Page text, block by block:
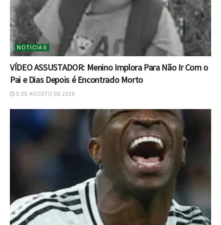
NOTICIAS
VÍDEO ASSUSTADOR: Menino Implora Para Não Ir Com o
Pai e Dias Depois é Encontrado Morto
5 DE AGOSTO DE 2026